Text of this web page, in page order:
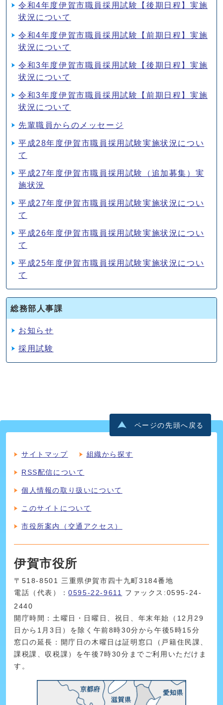
令和4年度伊賀市職員採用試験【後期日程】実施
状況について
令和4年度伊賀市職員採用試験【前期日程】実施
状況について
令和3年度伊賀市職員採用試験【後期日程】実施
状況について
令和3年度伊賀市職員採用試験【前期日程】実施
状況について
先輩職員からのメッセージ
平成28年度伊賀市職員採用試験実施状況につい
て
平成27年度伊賀市職員採用試験（追加募集）実
施状況
平成27年度伊賀市職員採用試験実施状況につい
て
平成26年度伊賀市職員採用試験実施状況につい
て
平成25年度伊賀市職員採用試験実施状況につい
て
総務部人事課
お知らせ
採用試験
ページの先頭へ戻る
サイトマップ 組織から探す
RSS配信について
個人情報の取り扱いについて
このサイトについて
市役所案内（交通アクセス）
伊賀市役所
〒518-8501 三重県伊賀市四十九町3184番地
電話（代表）：0595-22-9611
ファックス:0595-24-
2440
開庁時間：土曜日・日曜日、祝日、年末年始（12月29
日から1月3日）を除く午前8時30分から午後5時15分
窓口の延長：開庁日の木曜日は証明窓口（戸籍住民課、
課税課、収税課）を午後7時30分までご利用いただけま
す。